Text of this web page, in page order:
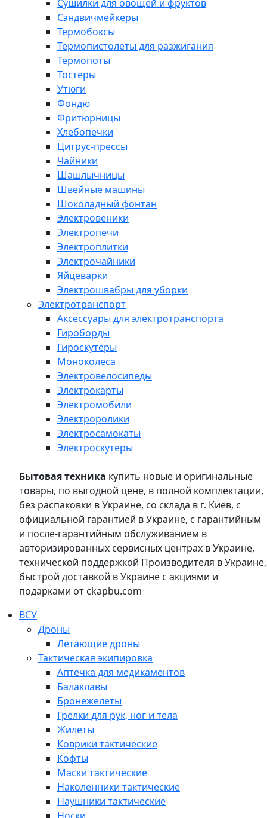
Сушилки для овощей и фруктов
Сэндвичмейкеры
Термобоксы
Термопистолеты для разжигания
Термопоты
Тостеры
Утюги
Фондю
Фритюрницы
Хлебопечки
Цитрус-прессы
Чайники
Шашлычницы
Швейные машины
Шоколадный фонтан
Электровеники
Электропечи
Электроплитки
Электрочайники
Яйцеварки
Электрошвабры для уборки
Электротранспорт
Аксессуары для электротранспорта
Гироборды
Гироскутеры
Моноколеса
Электровелосипеды
Электрокарты
Электромобили
Электроролики
Электросамокаты
Электроскутеры
Бытовая техника купить новые и оригинальные
товары, по выгодной цене, в полной комплектации,
без распаковки в Украине, со склада в г. Киев, с
официальной гарантией в Украине, с гарантийным
и после-гарантийным обслуживанием в
авторизированных сервисных центрах в Украине,
технической поддержкой Производителя в Украине,
быстрой доставкой в Украине с акциями и
подарками от ckapbu.com
ВСУ
Дроны
Летающие дроны
Тактическая экипировка
Аптечка для медикаментов
Балаклавы
Бронежелеты
Грелки для рук, ног и тела
Жилеты
Коврики тактические
Кофты
Маски тактические
Наколенники тактические
Наушники тактические